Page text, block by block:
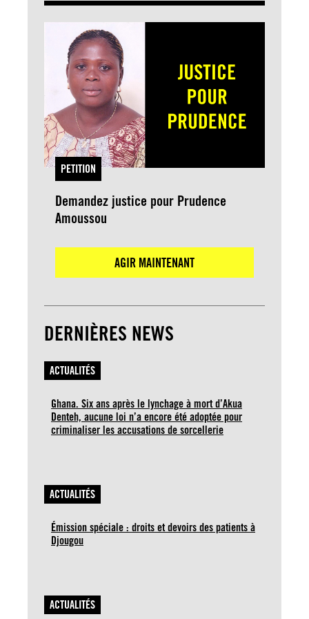
PETITION
Demandez justice pour Prudence
Amoussou
AGIR MAINTENANT
DERNIÈRES NEWS
ACTUALITÉS
Ghana. Six ans après le lynchage à mort d’Akua
Denteh, aucune loi n’a encore été adoptée pour
criminaliser les accusations de sorcellerie
ACTUALITÉS
Émission spéciale : droits et devoirs des patients à
Djougou
ACTUALITÉS